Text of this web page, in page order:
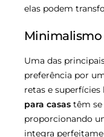
elas podem
Minimalismo
Uma das
preferência por
retas e superfícies
para casas têm se
proporcionando
integra